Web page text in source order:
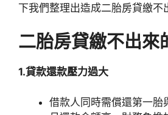
下我們整理出造成二胎房貸繳不
二胎房貸繳不出來
1.貸款還款壓力過大
借款人同時需償還第一胎